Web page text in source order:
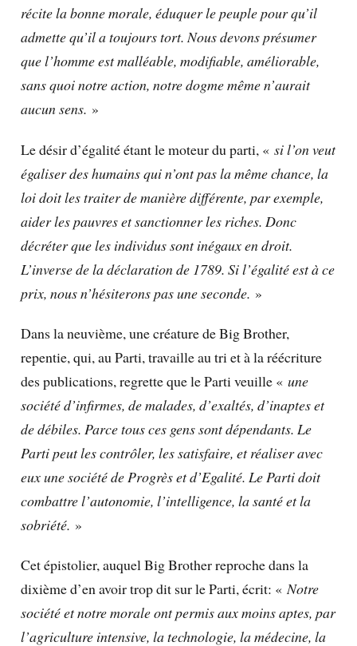
récite la bonne morale, éduquer le peuple pour qu’il
admette qu’il a toujours tort. Nous devons présumer
que l’homme est malléable, modifiable, améliorable,
sans quoi notre action, notre dogme même n’aurait
aucun sens. »
Le désir d’égalité étant le moteur du parti, « si l’on veut
égaliser des humains qui n’ont pas la même chance, la
loi doit les traiter de manière différente, par exemple,
aider les pauvres et sanctionner les riches. Donc
décréter que les individus sont inégaux en droit.
L’inverse de la déclaration de 1789. Si l’égalité est à ce
prix, nous n’hésiterons pas une seconde. »
Dans la neuvième, une créature de Big Brother,
repentie, qui, au Parti, travaille au tri et à la réécriture
des publications, regrette que le Parti veuille « une
société d’infirmes, de malades, d’exaltés, d’inaptes et
de débiles. Parce tous ces gens sont dépendants. Le
Parti peut les contrôler, les satisfaire, et réaliser avec
eux une société de Progrès et d’Egalité. Le Parti doit
combattre l’autonomie, l’intelligence, la santé et la
sobriété. »
Cet épistolier, auquel Big Brother reproche dans la
dixième d’en avoir trop dit sur le Parti, écrit: «Notre
société et notre morale ont permis aux moins aptes, par
l’agriculture intensive, la technologie, la médecine, la